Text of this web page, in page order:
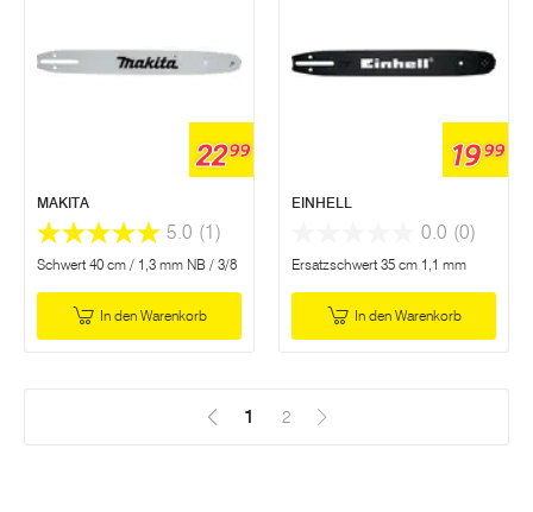
2299
MAKITA
5.0 (1)
Schwert 40 cm / 1,3 mm NB / 3/8
In den Warenkorb
1999
EINHELL
0.0 (0)
Ersatzschwert 35 cm 1,1 mm
In den Warenkorb
1 (Aktuell)
2